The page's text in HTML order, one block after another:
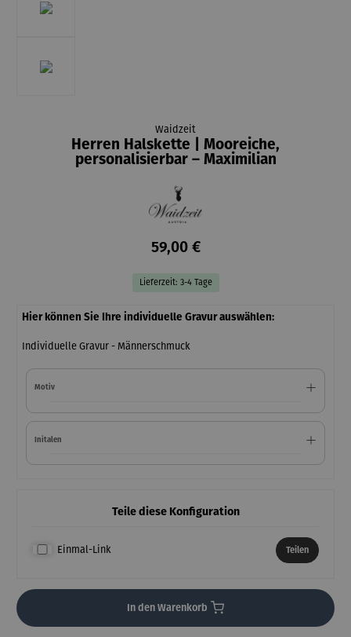
Waidzeit
Herren Halskette | Mooreiche,
personalisierbar – Maximilian
59,00 €
Lieferzeit: 3-4 Tage
Hier können Sie Ihre individuelle Gravur auswählen:
Individuelle Gravur - Männerschmuck
Motiv
Initalen
Teile diese Konfiguration
Einmal-Link Teilen
In den Warenkorb